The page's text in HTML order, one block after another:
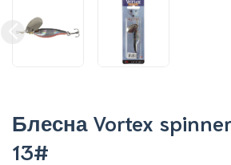
Блесна Vortex
13#